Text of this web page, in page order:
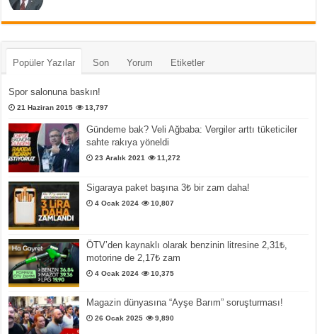
Popüler Yazılar Son Yorum Etiketler
Spor salonuna baskın!
21 Haziran 2015 13,797
Gündeme bak? Veli Ağbaba: Vergiler arttı tüketiciler
sahte rakıya yöneldi
23 Aralık 2021 11,272
Sigaraya paket başına 3₺ bir zam daha!
4 Ocak 2024 10,807
ÖTV’den kaynaklı olarak benzinin litresine 2,31₺,
motorine de 2,17₺ zam
4 Ocak 2024 10,375
Magazin dünyasına “Ayşe Barım” soruşturması!
26 Ocak 2025 9,890